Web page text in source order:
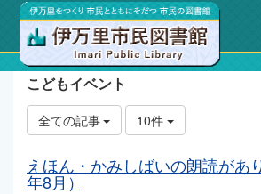
こどもイベント
全ての記事 10件
えほん・かみしばいの朗読があ
年8月）